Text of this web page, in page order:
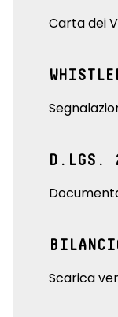
Carta dei
D.LGS.
Scarica